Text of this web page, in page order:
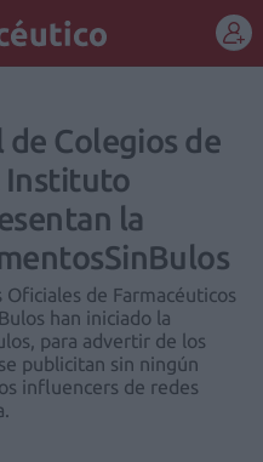
de Colegios de
Instituto
la
de Farmacéuticos
han iniciado la
para advertir de los
publicitan sin ningún
influencers de redes